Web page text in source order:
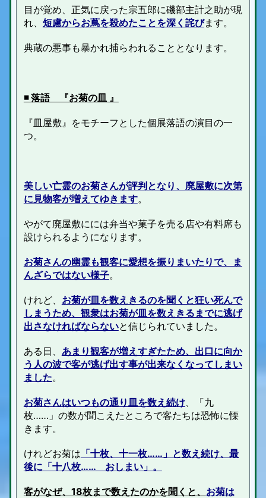
目が覚め、正気に戻った宗五郎に磯部主計之助が現
れ、 短慮からお蔦を殺めたことを深く詫びます。
典蔵の悪事も暴かれ捕らわれることとなります。
◾️ 落語 『お菊の皿 』
『皿屋敷』をモチーフとした個展落語の演目の一
つ。
美しい亡霊のお菊さんが評判となり、廃屋敷に次第
に見物客が増えてゆきます。
やがて廃屋敷にには弁当や菓子を売る店や有料席も
設けられるようになります。
お菊さんの幽霊も観客に愛想を振りまいたりで、ま
んざらではない様子。
けれど、 お菊が皿を数えきるのを聞くと狂い死んで
しまうため、観衆はお菊が皿を数えきるまでに逃げ
出さなければならないと信じられていました。
ある日、 あまり観客が増えすぎたため、出口に向か
う人の波で客が逃げ出す事が出来なくなってしまい
ました。
お菊さんはいつもの通り皿を数え続け、「九
枚……」の数が聞こえたところで客たちは恐怖に慄
きます。
けれどお菊は 「十枚、十一枚……」と数え続け、最
後に「十八枚…… おしまい」。
客がなぜ、18枚まで数えたのかを聞くと、 お菊は